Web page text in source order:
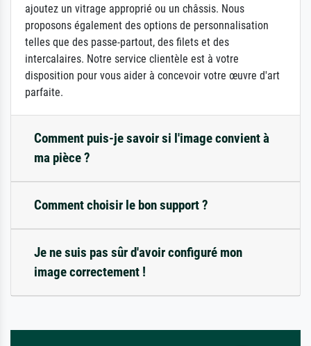
ajoutez un vitrage approprié ou un châssis. Nous
proposons également des options de personnalisation
telles que des passe-partout, des filets et des
intercalaires. Notre service clientèle est à votre
disposition pour vous aider à concevoir votre œuvre d'art
parfaite.
Comment puis-je savoir si l'image convient à
ma pièce ?
Comment choisir le bon support ?
Je ne suis pas sûr d'avoir configuré mon
image correctement !